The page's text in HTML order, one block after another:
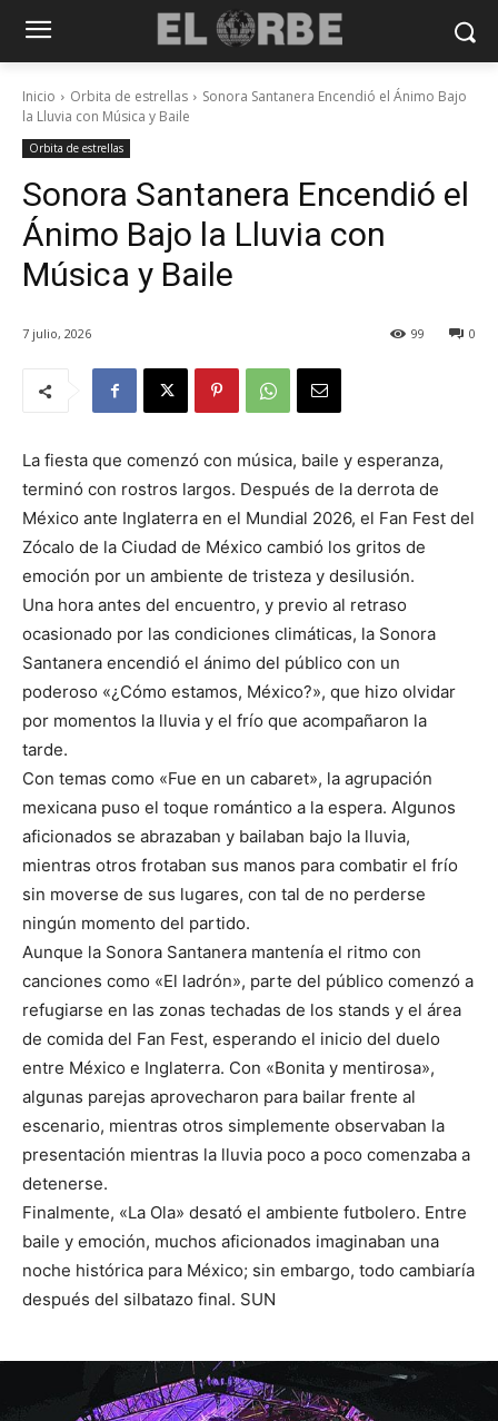
Inicio Orbita de estrellas
Sonora Santanera Encendió el Ánimo Bajo
la Lluvia con Música y Baile
Orbita de estrellas
Sonora Santanera Encendió el
Ánimo Bajo la Lluvia con
Música y Baile
7 julio, 2026 0
99
La fiesta que comenzó con música, baile y esperanza,
terminó con rostros largos. Después de la derrota de
México ante Inglaterra en el Mundial 2026, el Fan Fest del
Zócalo de la Ciudad de México cambió los gritos de
emoción por un ambiente de tristeza y desilusión.
Una hora antes del encuentro, y previo al retraso
ocasionado por las condiciones climáticas, la Sonora
Santanera encendió el ánimo del público con un
poderoso «¿Cómo estamos, México?», que hizo olvidar
por momentos la lluvia y el frío que acompañaron la
tarde.
Con temas como «Fue en un cabaret», la agrupación
mexicana puso el toque romántico a la espera. Algunos
aficionados se abrazaban y bailaban bajo la lluvia,
mientras otros frotaban sus manos para combatir el frío
sin moverse de sus lugares, con tal de no perderse
ningún momento del partido.
Aunque la Sonora Santanera mantenía el ritmo con
canciones como «El ladrón», parte del público comenzó a
refugiarse en las zonas techadas de los stands y el área
de comida del Fan Fest, esperando el inicio del duelo
entre México e Inglaterra. Con «Bonita y mentirosa»,
algunas parejas aprovecharon para bailar frente al
escenario, mientras otros simplemente observaban la
presentación mientras la lluvia poco a poco comenzaba a
detenerse.
Finalmente, «La Ola» desató el ambiente futbolero. Entre
baile y emoción, muchos aficionados imaginaban una
noche histórica para México; sin embargo, todo cambiaría
después del silbatazo final. SUN